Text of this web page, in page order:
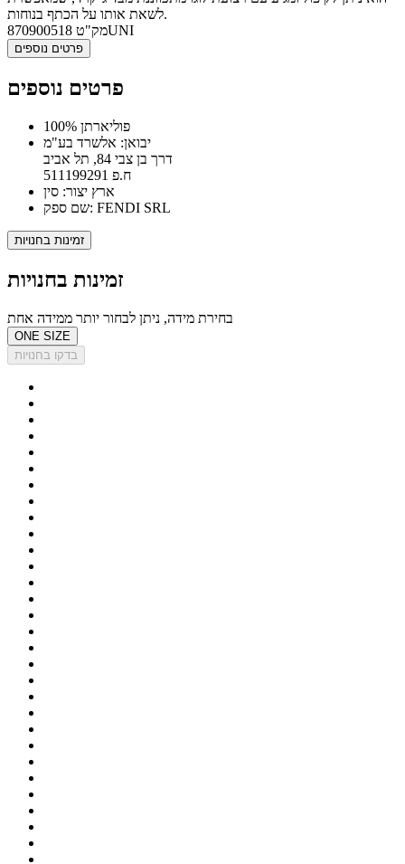
לשאת אותו על הכתף בנוחות.
מק"ט870900518UNI
פרטים נוספים
פרטים נוספים
100% פוליארתן
יבואן: אלשרד בע"מ
דרך בן צבי 84, תל אביב
ח.פ 511199291
ארץ יצור: סין
שם ספק: FENDI SRL
זמינות בחנויות
זמינות בחנויות
בחירת מידה, ניתן לבחור יותר ממידה אחת
ONE SIZE
בדקו בחנויות